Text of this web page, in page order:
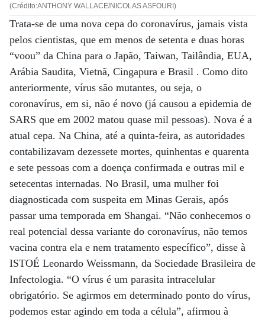
(Crédito:ANTHONY WALLACE/NICOLAS ASFOURI)
Trata-se de uma nova cepa do coronavírus, jamais vista
pelos cientistas, que em menos de setenta e duas horas
“voou” da China para o Japão, Taiwan, Tailândia, EUA,
Arábia Saudita, Vietnã, Cingapura e Brasil . Como dito
anteriormente, vírus são mutantes, ou seja, o
coronavírus, em si, não é novo (já causou a epidemia de
SARS que em 2002 matou quase mil pessoas). Nova é a
atual cepa. Na China, até a quinta-feira, as autoridades
contabilizavam dezessete mortes, quinhentas e quarenta
e sete pessoas com a doença confirmada e outras mil e
setecentas internadas. No Brasil, uma mulher foi
diagnosticada com suspeita em Minas Gerais, após
passar uma temporada em Shangai. “Não conhecemos o
real potencial dessa variante do coronavírus, não temos
vacina contra ela e nem tratamento específico”, disse à
ISTOÉ Leonardo Weissmann, da Sociedade Brasileira de
Infectologia. “O vírus é um parasita intracelular
obrigatório. Se agirmos em determinado ponto do vírus,
podemos estar agindo em toda a célula”, afirmou à